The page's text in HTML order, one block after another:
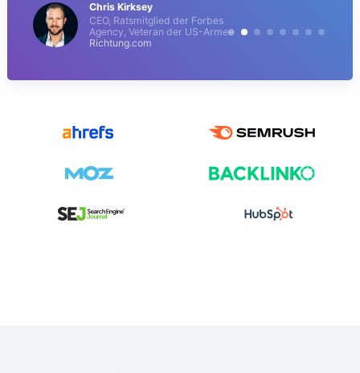
Chris Kirksey
CEO, Ratsmitglied der Forbes
Agency, Veteran der US-Armee
Richtung.com